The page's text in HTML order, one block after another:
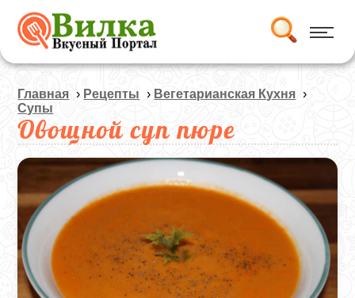
Главная › Рецепты › Вегетарианская Кухня ›
Супы
Овощной суп пюре